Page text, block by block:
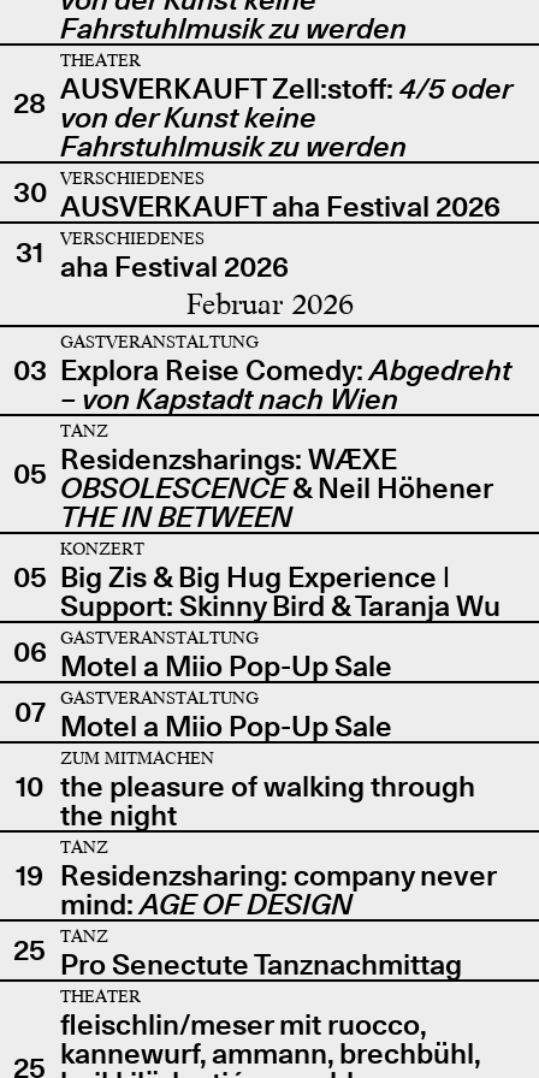
Fahrstuhlmusik zu werden
28
THEATER
AUSVERKAUFT Zell:stoff: 4/5 oder
von der Kunst keine
Fahrstuhlmusik zu werden
30
VERSCHIEDENES
AUSVERKAUFT aha Festival 2026
31
VERSCHIEDENES
aha Festival 2026
Februar 2026
03
GASTVERANSTALTUNG
Explora Reise Comedy:Abgedreht
– von Kapstadt nach Wien
05
TANZ
Residenzsharings: WÆXE
OBSOLESCENCE& Neil Höhener
THE IN BETWEEN
05
KONZERT
Big Zis & Big Hug Experience |
Support: Skinny Bird & Taranja Wu
06
GASTVERANSTALTUNG
Motel a Miio Pop-Up Sale
07
GASTVERANSTALTUNG
Motel a Miio Pop-Up Sale
10
ZUM MITMACHEN
the pleasure of walking through
the night
19
TANZ
Residenzsharing: company never
mind:AGE OF DESIGN
25
TANZ
Pro Senectute Tanznachmittag
25
THEATER
fleischlin/meser mit ruocco,
kannewurf, ammann, brechbühl,